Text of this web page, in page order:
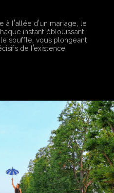
à l'allée d'un mariage, le
instant éblouissant
souffle, vous plongeant
de l'existence.